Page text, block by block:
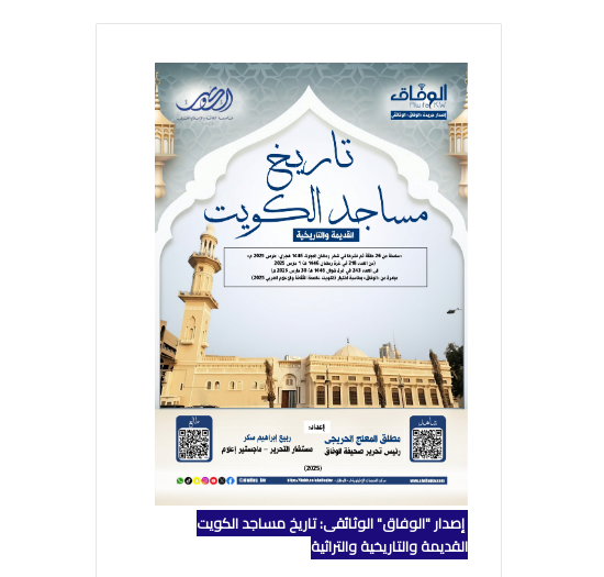
إصدار "الوفاق" الوثائقي: تاريخ مساجد الكويت
القديمة والتاريخية والتراثية